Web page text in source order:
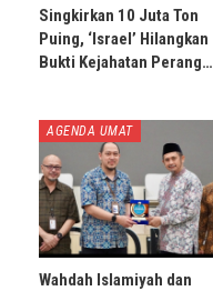
Singkirkan 10 Juta Ton
Puing, ‘Israel’ Hilangkan
Bukti Kejahatan Perang…
AGENDA UMAT
Wahdah Islamiyah dan